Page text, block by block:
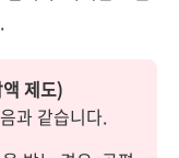
제도)
과 같습니다.